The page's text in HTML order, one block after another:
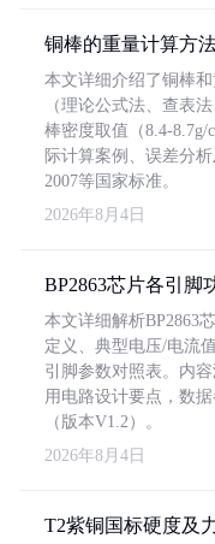
铜棒的重量计算方
本文详细介绍了铜棒
（理论公式法、查表
棒密度取值（8.4-8.7g/
际计算案例、误差分
2007等国家标准。
2026年8月4日
BP2863芯片各引脚
本文详细解析BP2863
定义、典型电压/电流
引脚参数对照表。内
用电路设计要点，数
（版本V1.2）。
2026年8月4日
T2紫铜国标硬度及